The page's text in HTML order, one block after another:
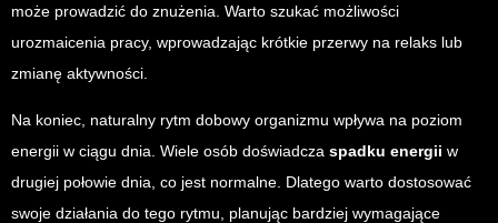
może prowadzić do znużenia. Warto szukać możliwości
urozmaicenia pracy, wprowadzając krótkie przerwy na relaks lub
zmianę aktywności.
Na koniec, naturalny rytm dobowy organizmu wpływa na poziom
energii w ciągu dnia. Wiele osób doświadcza spadku energii w
drugiej połowie dnia, co jest normalne. Dlatego warto dostosować
swoje działania do tego rytmu, planując bardziej wymagające